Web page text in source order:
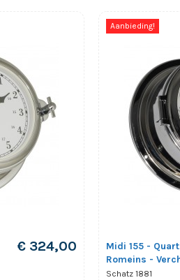
€ 324,00
Aanbieding!
Midi 155 -
Romeins -
Schatz 1881